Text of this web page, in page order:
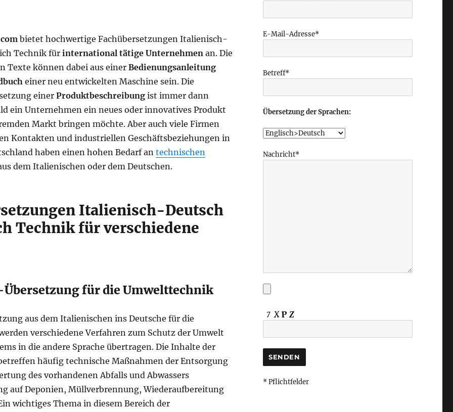
bietet hochwertige Fachübersetzungen Italienisch-
Technik für international tätige Unternehmenan. Die
Texte können dabei aus einer Bedienungsanleitung
einer neu entwickelten Maschine sein. Die
einerProduktbeschreibungist immer dann
ein Unternehmen ein neues oder innovatives Produkt
Markt bringen möchte. Aber auch viele Firmen
Kontakten und industriellen Geschäftsbeziehungen in
haben einen hohen Bedarf antechnischen
dem Italienischen oder dem Deutschen.
Italienisch-Deutsch
Technik für verschiedene
für die Umwelttechnik
aus dem Italienischen ins Deutsche für die
verschiedene Verfahren zum Schutz der Umwelt
in die andere Sprache übertragen. Die Inhalte der
häufig technische Maßnahmen der Entsorgung
des vorhandenen Abfalls und Abwassers
auf Deponien, Müllverbrennung, Wiederaufbereitung
wichtiges Thema in diesem Bereich der
E-Mail-Adresse*
Betreff*
Übersetzung der Sprachen:
Nachricht*
* Pflichtfelder